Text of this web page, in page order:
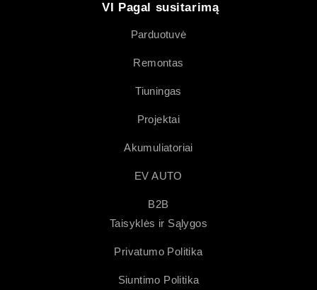
VI Pagal susitarimą
Parduotuvė
Remontas
Tiuningas
Projektai
Akumuliatoriai
EV AUTO
B2B
Taisyklės ir Sąlygos
Privatumo Politika
Siuntimo Politika